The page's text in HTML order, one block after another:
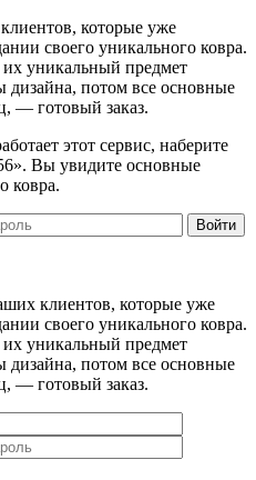
которые уже
своего уникального ковра.
их уникальный предмет
дизайна, потом все основные
— готовый заказ.
этот сервис, наберите
Вы увидите основные
ковра.
клиентов, которые уже
своего уникального ковра.
их уникальный предмет
дизайна, потом все основные
— готовый заказ.